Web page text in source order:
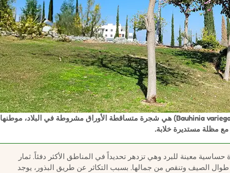
البوهينيا المبرقشة والتي تسمى أيضًا خُفّ الجمل (Bauhinia variegata) هي شجرة متساقطة الأوراق مشروطة في البلاد، موطنها
معينة للبرد وهي تزدهر تحديداً في المناطق الأكثر دفئاً. ثمار
الصيف وتنقص من جمالها. بسبب التكاثر عن طريق البذور، يوجد